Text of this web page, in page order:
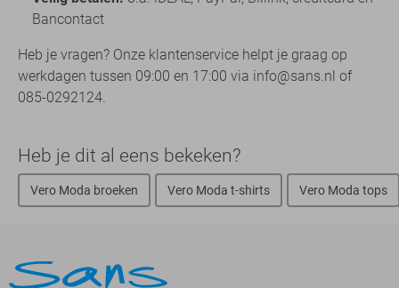
Bancontact
Heb je vragen? Onze klantenservice helpt je graag op
werkdagen tussen 09:00 en 17:00 via info@sans.nl of
085-0292124.
Heb je dit al eens bekeken?
Vero Moda broeken Vero Moda t-shirts Vero Moda tops